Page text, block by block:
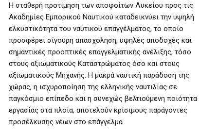
Η σταθερή προτίμηση των αποφοίτων Λυκείου προς τις
Ακαδημίες Εμπορικού Ναυτικού καταδεικνύει την υψηλή
ελκυστικότητα του ναυτικού επαγγέλματος, το οποίο
προσφέρει σίγουρη απασχόληση, υψηλές αποδοχές και
σημαντικές προοπτικές επαγγελματικής ανέλιξης, τόσο
στους αξιωματικούς Καταστρώματος όσο και στους
αξιωματικούς Μηχανής. Η μακρά ναυτική παράδοση της
χώρας, η ισχυροποίηση της ελληνικής ναυτιλίας σε
παγκόσμιο επίπεδο και η συνεχώς βελτιούμενη ποιότητα
εργασίας στα πλοία, αποτελούν κρίσιμους παράγοντες
προσέλκυσης νέων στο επάγγελμα.